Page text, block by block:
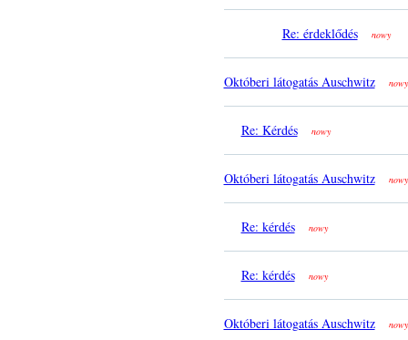
Re: érdeklődés nowy
Októberi látogatás Auschwitz nowy
Re: Kérdés nowy
Októberi látogatás Auschwitz nowy
Re: kérdés nowy
Re: kérdés nowy
Októberi látogatás Auschwitz nowy